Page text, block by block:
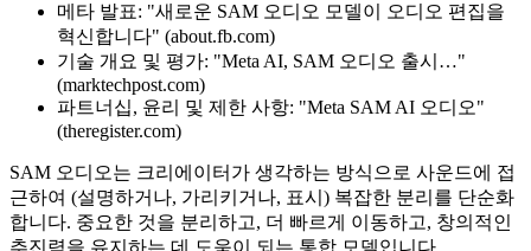
메타 발표: "새로운 SAM 오디오 모델이 오디오 편집을
혁신합니다" (about.fb.com)
기술 개요 및 평가: "Meta AI, SAM 오디오 출시…"
(marktechpost.com)
파트너십, 윤리 및 제한 사항: "Meta SAM AI 오디오"
(theregister.com)
SAM 오디오는 크리에이터가 생각하는 방식으로 사운드에 접
근하여 (설명하거나, 가리키거나, 표시) 복잡한 분리를 단순화
합니다. 중요한 것을 분리하고, 더 빠르게 이동하고, 창의적인